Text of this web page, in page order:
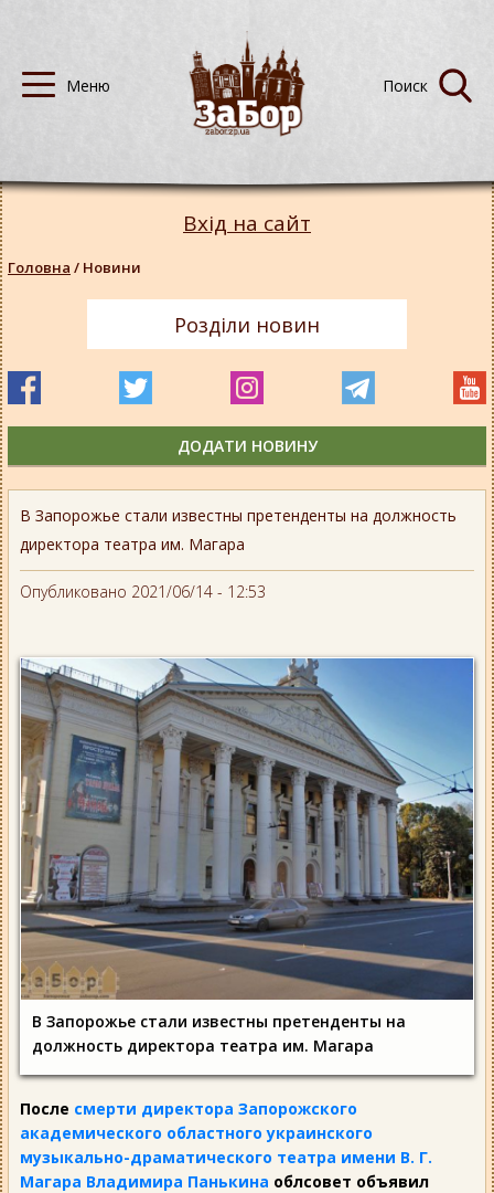
В Запорожье стали известны претенденты на должность
директора театра им. Магара
Опубликовано 2021/06/14 - 12:53
В Запорожье стали известны претенденты на
должность директора театра им. Магара
После смерти директора Запорожского
академического областного украинского
музыкально-драматического театра имени В. Г.
Магара Владимира Панькина облсовет объявил
Вхід на сайт
Головна / Новини
Розділи новин
ДОДАТИ НОВИНУ